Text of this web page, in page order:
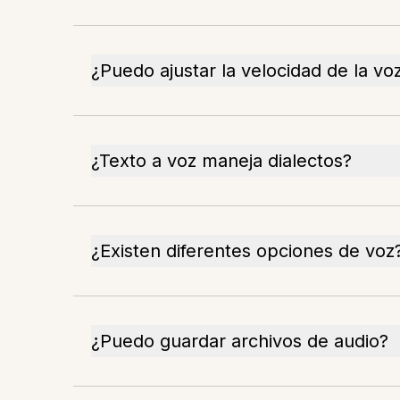
¿Puedo ajustar la velocidad de la
¿Texto a voz maneja dialectos?
¿Existen diferentes opciones de
¿Puedo guardar archivos de audio?